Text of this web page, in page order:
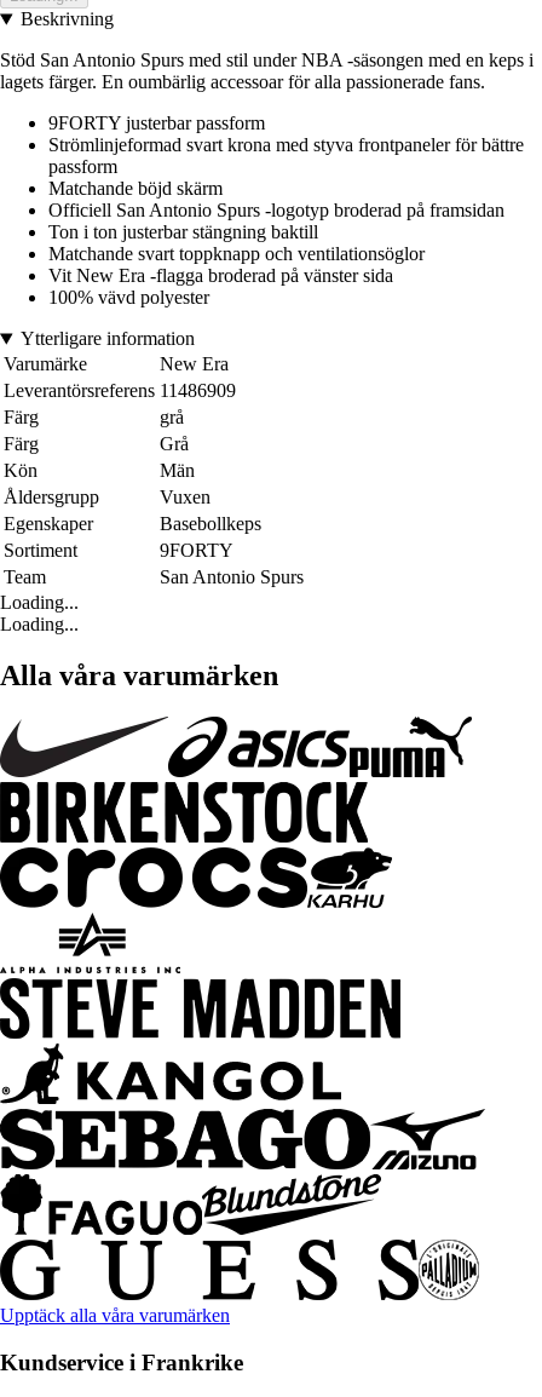
Beskrivning
Stöd San Antonio Spurs med stil under NBA -säsongen med en keps i
lagets färger. En oumbärlig accessoar för alla passionerade fans.
9FORTY justerbar passform
Strömlinjeformad svart krona med styva frontpaneler för bättre
passform
Matchande böjd skärm
Officiell San Antonio Spurs -logotyp broderad på framsidan
Ton i ton justerbar stängning baktill
Matchande svart toppknapp och ventilationsöglor
Vit New Era -flagga broderad på vänster sida
100% vävd polyester
Ytterligare information
Varumärke
New Era
Leverantörsreferens 11486909
Färg
grå
Färg
Grå
Kön
Män
Åldersgrupp
Vuxen
Egenskaper
Basebollkeps
Sortiment
9FORTY
Team
San Antonio Spurs
Loading...
Loading...
Alla våra varumärken
Upptäck alla våra varumärken
Kundservice i Frankrike